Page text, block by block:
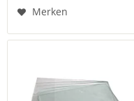
Merken